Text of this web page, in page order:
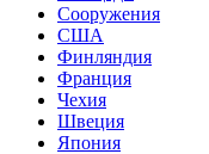
Сооружения
США
Финляндия
Франция
Чехия
Швеция
Япония